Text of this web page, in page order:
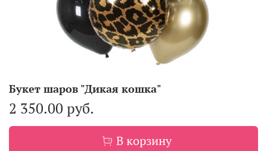
Букет шаров "Дикая кошка"
2 350.00 руб.
В корзину